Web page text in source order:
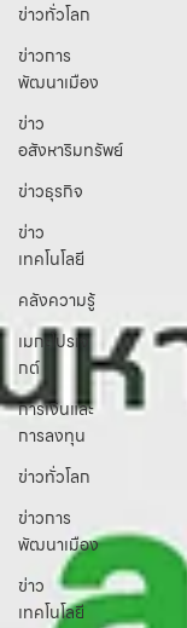
ข่าวทั่วโลก
ข่าวการ
พัฒนาเมือง
ข่าว
อสังหาริมทรัพย์
ข่าวธุรกิจ
ข่าว
เทคโนโลยี
คลังความรู้
เมกะโปรเจ
กต์
การเงินและ
การลงทุน
ข่าวทั่วโลก
ข่าวการ
พัฒนาเมือง
ข่าว
เทคโนโลยี